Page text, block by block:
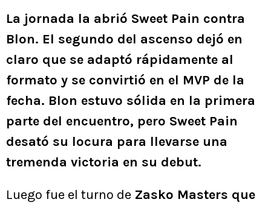
La jornada la abrió Sweet Pain contra
Blon. El segundo del ascenso dejó en
claro que se adaptó rápidamente al
formato y se convirtió en el MVP de la
fecha. Blon estuvo sólida en la primera
parte del encuentro, pero Sweet Pain
desató su locura para llevarse una
tremenda victoria en su debut.
Luego fue el turno de Zasko Masters que